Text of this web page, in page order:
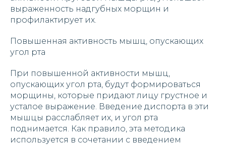
выраженность надгубных морщин и
профилактирует их.
Повышенная активность мышц, опускающих
угол рта
При повышенной активности мышц,
опускающих угол рта, будут формироваться
морщины, которые придают лицу грустное и
усталое выражение. Введение диспорта в эти
мышцы расслабляет их, и угол рта
поднимается. Как правило, эта методика
используется в сочетании с введением